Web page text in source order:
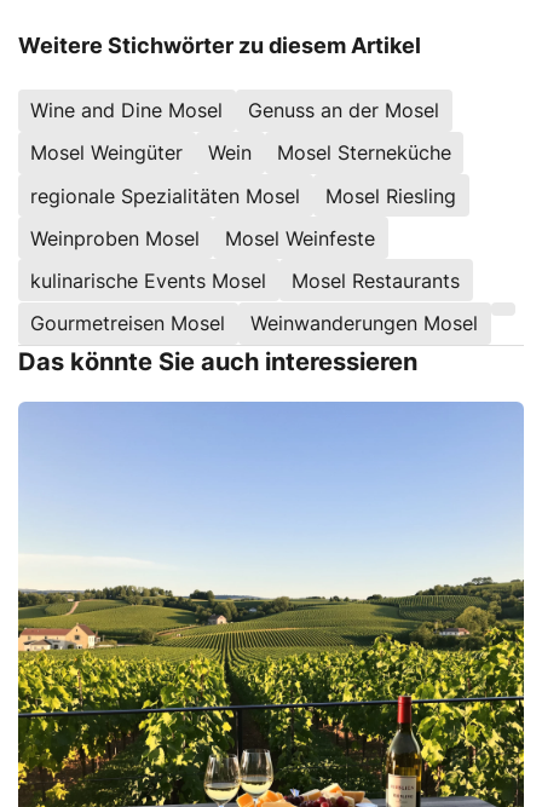
Weitere Stichwörter zu diesem Artikel
Wine and Dine Mosel
Genuss an der Mosel
Mosel Weingüter
Wein
Mosel Sterneküche
regionale Spezialitäten Mosel
Mosel Riesling
Weinproben Mosel
Mosel Weinfeste
kulinarische Events Mosel
Mosel Restaurants
Gourmetreisen Mosel
Weinwanderungen Mosel
Das könnte Sie auch interessieren